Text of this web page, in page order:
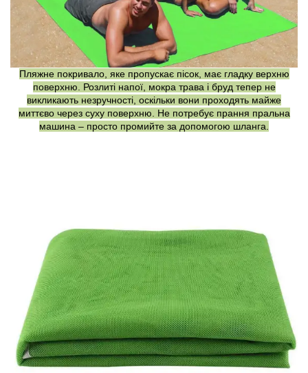
Пляжне покривало, яке пропускає пісок, має гладку верхню
поверхню. Розлиті напої, мокра трава і бруд тепер не
викликають незручності, оскільки вони проходять майже
миттєво через суху поверхню. Не потребує прання пральна
машина – просто промийте за допомогою шланга.